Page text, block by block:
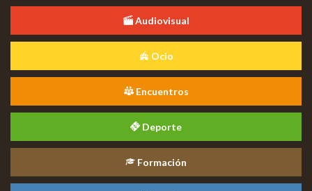
Audiovisual
Ocio
Encuentros
Deporte
Formación